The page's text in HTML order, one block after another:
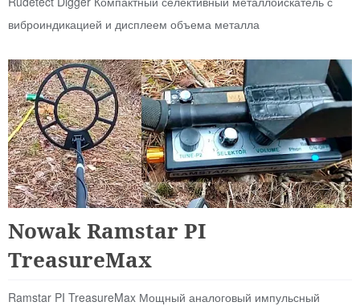
виброиндикацией и дисплеем объема металла
Nowak Ramstar PI
TreasureMax
Ramstar PI TreasureMax Мощный аналоговый импульсный